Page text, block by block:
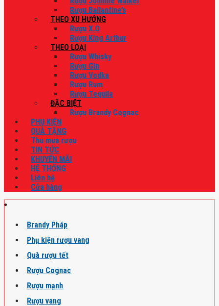
Rượu Ballantine’s
THEO XU HƯỚNG
Rượu X.O
Rượu King Arthur
THEO LOẠI
Rượu Whisky
Rượu Gin
Rượu Vodka
Rượu Rum
Rượu Tequila
ĐẶC BIỆT
Rượu Brandy Cognac
PHỤ KIỆN
QUÀ TẶNG
Thu mua rượu
TIN TỨC
KHUYẾN MÃI
HỆ THỐNG
Liên hệ
Cửa hàng
Brandy Pháp
Phụ kiện rượu vang
Quà rượu tết
Rượu Cognac
Rượu mạnh
Rượu vang